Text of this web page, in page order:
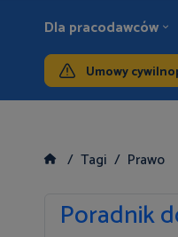
Dla pracodawców
Umowy
Tagi Prawo
Poradnik